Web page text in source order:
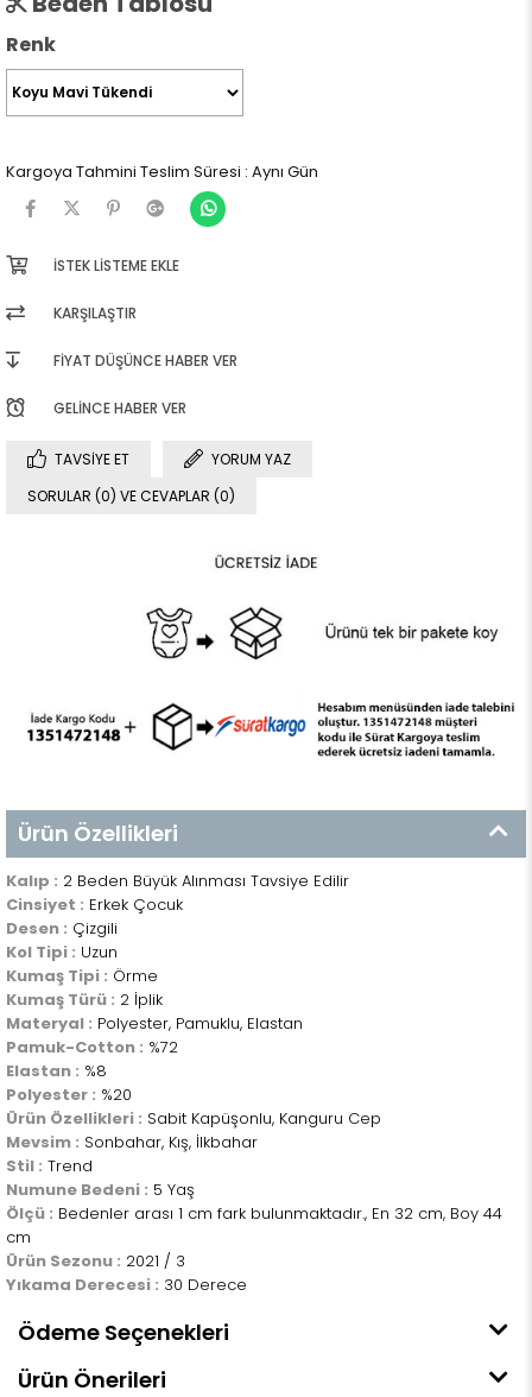
Renk
Kargoya Tahmini Teslim Süresi : Aynı Gün
İSTEK LISTEME EKLE
KARŞILAŞTIR
FIYAT DÜŞÜNCE HABER VER
GELINCE HABER VER
TAVSIYE ET
YORUM YAZ
SORULAR (0) VE CEVAPLAR (0)
Ürün Özellikleri
Kalıp : 2 Beden Büyük Alınması Tavsiye Edilir
Cinsiyet : Erkek Çocuk
Desen : Çizgili
Kol Tipi : Uzun
Kumaş Tipi : Örme
Kumaş Türü : 2 İplik
Materyal : Polyester, Pamuklu, Elastan
Pamuk-Cotton : %72
Elastan : %8
Polyester : %20
Ürün Özellikleri : Sabit Kapüşonlu, Kanguru Cep
Mevsim : Sonbahar, Kış, İlkbahar
Stil : Trend
Numune Bedeni : 5 Yaş
Ölçü : Bedenler arası 1 cm fark bulunmaktadır., En 32 cm, Boy 44
cm
Ürün Sezonu : 2021 / 3
Yıkama Derecesi : 30 Derece
Ödeme Seçenekleri
Ürün Önerileri